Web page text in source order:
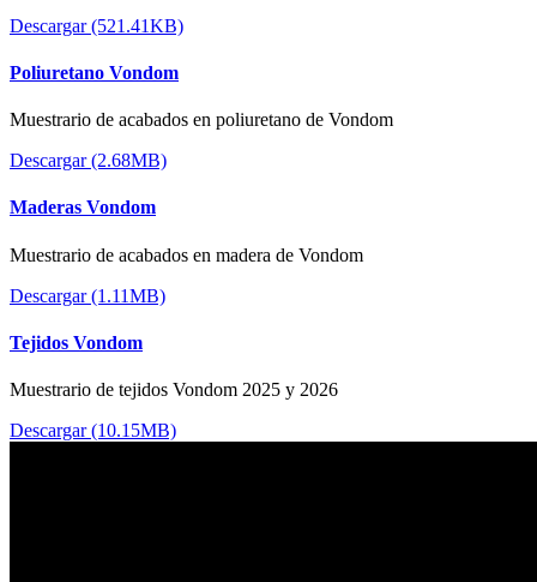
Descargar (521.41KB)
Poliuretano Vondom
Muestrario de acabados en poliuretano de Vondom
Descargar (2.68MB)
Maderas Vondom
Muestrario de acabados en madera de Vondom
Descargar (1.11MB)
Tejidos Vondom
Muestrario de tejidos Vondom 2025 y 2026
Descargar (10.15MB)